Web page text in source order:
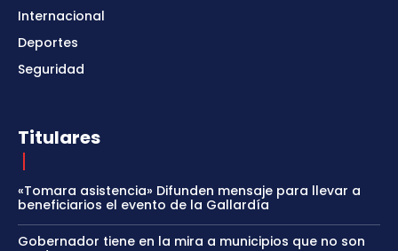
Internacional
Deportes
Seguridad
Titulares
«Tomara asistencia» Difunden mensaje para llevar a
beneficiarios el evento de la Gallardía
Gobernador tiene en la mira a municipios que no son